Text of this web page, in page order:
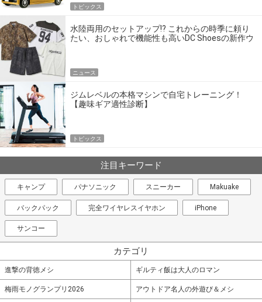
トピックス
水陸両用のセットアップ!? これからの時季に頼り
たい、おしゃれで機能性も高いDC Shoesの新作ウ
ニュース
ジムレベルの本格マシンで自宅トレーニング！
【趣味ギア適性診断】
トピックス
注目キーワード
キャンプ パナソニック スニーカー Makuake
バックパック 完全ワイヤレスイヤホン iPhone
サンコー
カテゴリ
進撃の背徳メシ ギルティ飯は大人のロマン
梅雨モノグランプリ2026 アウトドア名人の外遊び＆メシ